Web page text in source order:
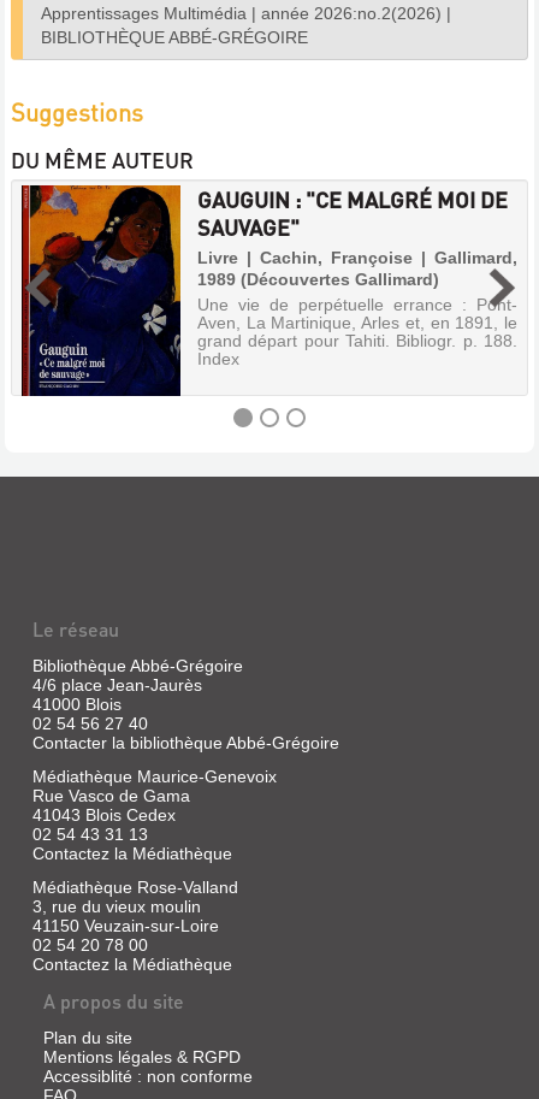
Apprentissages Multimédia | année 2026:no.2(2026) |
BIBLIOTHÈQUE ABBÉ-GRÉGOIRE
Suggestions
DU MÊME AUTEUR
GAUGUIN : "CE MALGRÉ MOI DE
SAUVAGE"
Livre | Cachin, Françoise | Gallimard,
1989 (Découvertes Gallimard)
Une vie de perpétuelle errance : Pont-
Aven, La Martinique, Arles et, en 1891, le
grand départ pour Tahiti. Bibliogr. p. 188.
Index
DE
SAUVAGE"
Livre
Cachin,
Gallimard,
1989
(Découvertes
Une
vie
de
perpétuelle
errance
Pont-
La
Martinique,
Arles
et,
Le réseau
Bibliothèque Abbé-Grégoire
4/6 place Jean-Jaurès
41000 Blois
02 54 56 27 40
Contacter la bibliothèque Abbé-Grégoire
Médiathèque Maurice-Genevoix
Rue Vasco de Gama
41043 Blois Cedex
02 54 43 31 13
Contactez la Médiathèque
Médiathèque Rose-Valland
3, rue du vieux moulin
41150 Veuzain-sur-Loire
02 54 20 78 00
Contactez la Médiathèque
A propos du site
Plan du site
Mentions légales & RGPD
Accessiblité : non conforme